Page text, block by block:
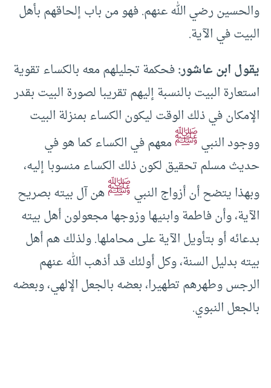
والحسين رضي الله عنهم. فهو من باب إلحاقهم بأهل
البيت في الآية.
يقول ابن عاشور:فحكمة تجليلهم معه بالكساء تقوية
استعارة البيت بالنسبة إليهم تقريبا لصورة البيت بقدر
الإمكان في ذلك الوقت ليكون الكساء بمنزلة البيت
ووجود النبيﷺمعهم في الكساء كما هو في
حديث مسلم تحقيق لكون ذلك الكساء منسوبا إليه،
وبهذا يتضح أن أزواج النبيﷺهن آل بيته بصريح
الآية، وأن فاطمة وابنيها وزوجها مجعولون أهل بيته
بدعائه أو بتأويل الآية على محاملها. ولذلك هم أهل
بيته بدليل السنة، وكل أولئك قد أذهب الله عنهم
الرجس وطهرهم تطهيرا، بعضه بالجعل الإلهي، وبعضه
بالجعل النبوي.